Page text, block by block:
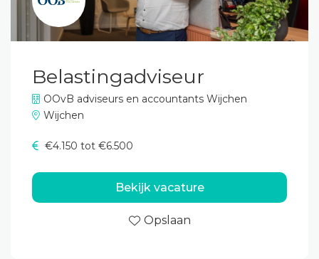
Belastingadviseur
OOvB adviseurs en accountants Wijchen
Wijchen
€4.150 tot €6.500
Bekijk vacature
Opslaan